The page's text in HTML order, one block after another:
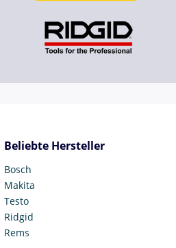
Beliebte Hersteller
Bosch
Makita
Testo
Ridgid
Rems